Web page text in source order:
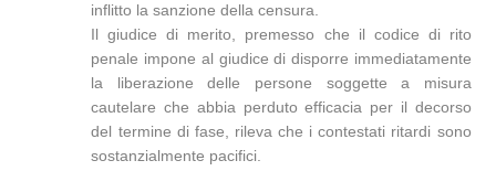
inflitto la sanzione della censura.
Il giudice di merito, premesso che il codice di rito
penale impone al giudice di disporre immediatamente
la liberazione delle persone soggette a misura
cautelare che abbia perduto efficacia per il decorso
del termine di fase, rileva che i contestati ritardi sono
sostanzialmente pacifici.